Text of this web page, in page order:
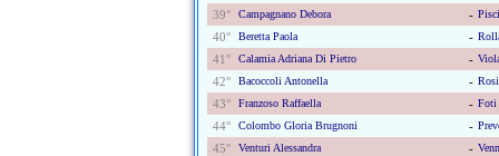
39° Campagnano Debora -
40° Beretta Paola -
41° Calamia Adriana Di Pietro -
42° Bacoccoli Antonella -
43° Franzoso Raffaella - Foti
44° Colombo Gloria Brugnoni -
45° Venturi Alessandra -